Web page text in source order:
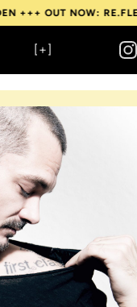
NOW: RE.FLECT
[+]